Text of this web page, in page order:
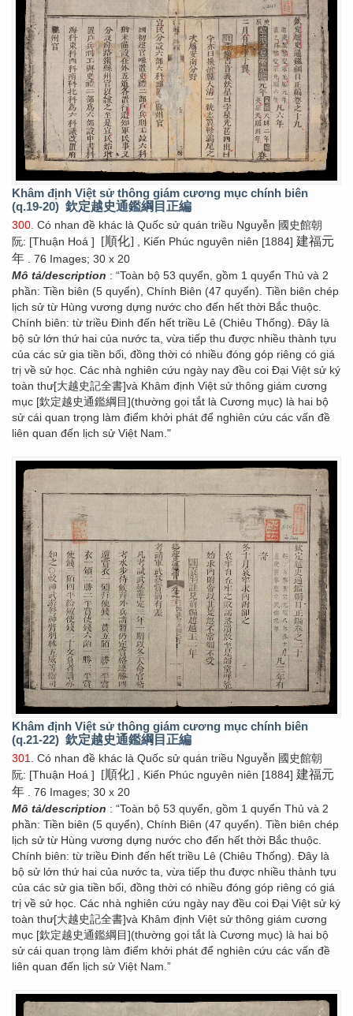
Khâm định Việt sử thông giám cương mục chính biên
(q.19-20) 欽定越史通鑑綱目正編
300 . Có nhan đề khác là Quốc sử quán triều Nguyễn 國史館朝
阮: [Thuận Hoá ]
[順化] , Kiến Phúc nguyên niên [1884] 建福元
年 . 76 Images; 30 x 20
Mô tả/description : “Toàn bộ 53 quyển, gồm 1 quyển Thủ và 2
phần: Tiền biên (5 quyển), Chính Biên (47 quyển). Tiền biên chép
lịch sử từ Hùng vương dựng nước cho đến hết thời Bắc thuộc.
Chính biên: từ triều Đinh đến hết triều Lê (Chiêu Thống). Đây là
bộ sử lớn thứ hai của nước ta, vừa tiếp thu được nhiều thành tựu
của các sử gia tiền bối, đồng thời có nhiều đóng góp riêng có giá
trị về sử học. Các nhà nghiên cứu ngày nay đều coi Đại Việt sử ký
toàn thư[大越史記全書]và Khâm định Việt sử thông giám cương
mục [欽定越史通鑑綱目](thường gọi tắt là Cương mục) là hai bộ
sử cái quan trọng làm điểm khởi phát để nghiên cứu các vấn đề
liên quan đến lịch sử Việt Nam."
Khâm định Việt sử thông giám cương mục chính biên
(q.21-22) 欽定越史通鑑綱目正編
301
. Có nhan đề khác là Quốc sử quán triều Nguyễn 國史館朝
阮: [Thuận Hoá ]
[順化] , Kiến Phúc nguyên niên [1884] 建福元
年 . 76 Images; 30 x 20
Mô tả/description : “Toàn bộ 53 quyển, gồm 1 quyển Thủ và 2
phần: Tiền biên (5 quyển), Chính Biên (47 quyển). Tiền biên chép
lịch sử từ Hùng vương dựng nước cho đến hết thời Bắc thuộc.
Chính biên: từ triều Đinh đến hết triều Lê (Chiêu Thống). Đây là
bộ sử lớn thứ hai của nước ta, vừa tiếp thu được nhiều thành tựu
của các sử gia tiền bối, đồng thời có nhiều đóng góp riêng có giá
trị về sử học. Các nhà nghiên cứu ngày nay đều coi Đại Việt sử ký
toàn thư[大越史記全書]và Khâm định Việt sử thông giám cương
mục [欽定越史通鑑綱目](thường gọi tắt là Cương mục) là hai bộ
sử cái quan trọng làm điểm khởi phát để nghiên cứu các vấn đề
liên quan đến lịch sử Việt Nam.”